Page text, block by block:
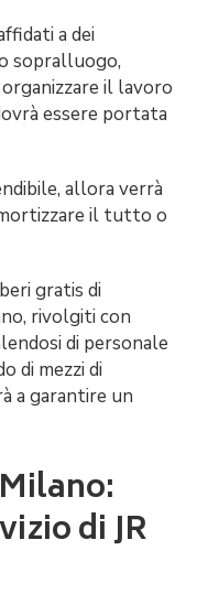
a dei
sopralluogo,
organizzare il lavoro
essere portata
allora verrà
il tutto o
gratis di
rivolgiti con
di personale
di mezzi di
a garantire un
di JR